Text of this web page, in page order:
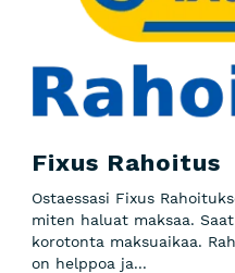
Fixus Rahoitus
Ostaessasi Fixus
miten haluat maksaa.
korotonta maksuaikaa.
on helppoa ja...